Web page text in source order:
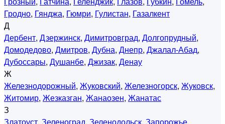
Гродно, Гянджа, Гюмри, Гулистан, Газалкент
Д
Дербент, Дзержинск, Димитровград, Долгопрудный,
Домодедово, Дмитров, Дубна, Днепр, Джалал-Абад,
Дубоссары, Душанбе, Джизак, Денау
Ж
Железнодорожный, Жуковский, Железногорск, Жуковск,
Житомир, Жезказган, Жанаозен, Жанатас
З